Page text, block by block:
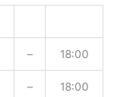
– 18:00
– 18:00